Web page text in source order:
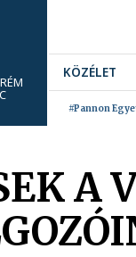
KÖZÉLET
#Pannon
A